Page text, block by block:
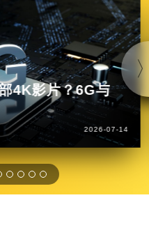
4K影片？6G与
2026-07-14